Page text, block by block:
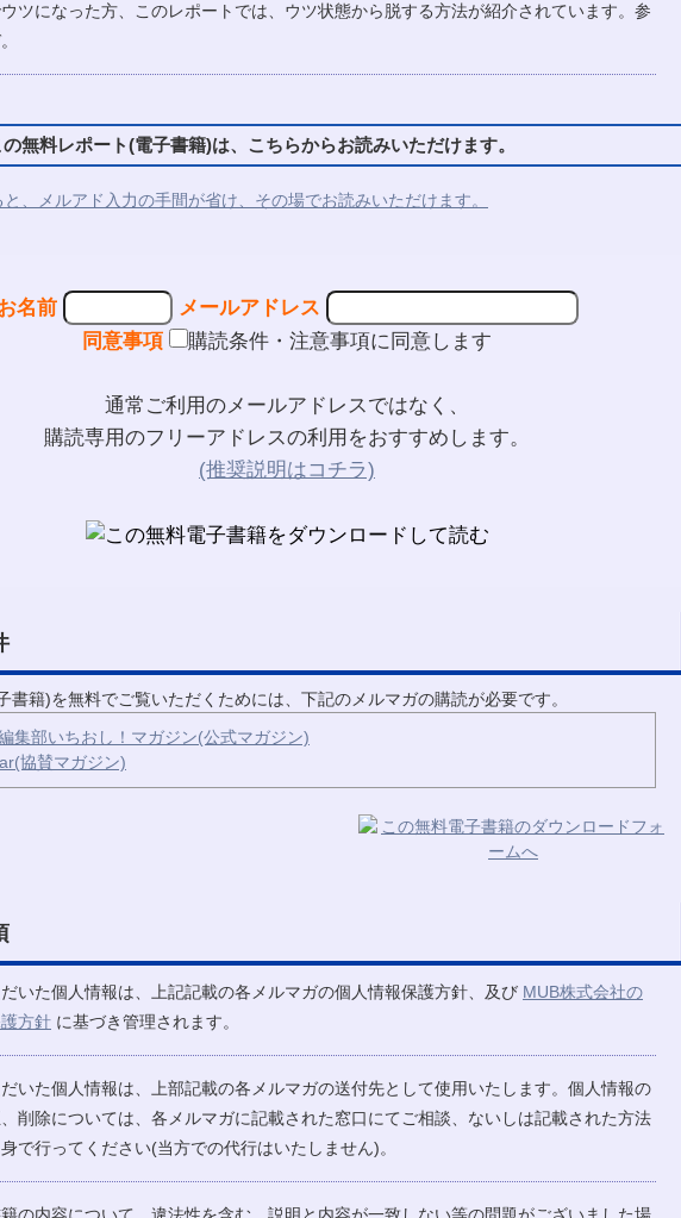
ツになった方、このレポートでは、ウツ状態から脱する方法が紹介されています。参
無料レポート(電子書籍)は、こちらからお読みいただけます。
、メルアド入力の手間が省け、その場でお読みいただけます。
名前
メールアドレス
同意事項
購読条件・注意事項に同意します
通常ご利用のメールアドレスではなく、
購読専用のフリーアドレスの利用をおすすめします。
(推奨説明はコチラ)
書籍)を無料でご覧いただくためには、下記のメルマガの購読が必要です。
集部いちおし！マガジン(公式マガジン)
協賛マガジン)
いた個人情報は、上記記載の各メルマガの個人情報保護方針、及び MUB株式会社の
方針 に基づき管理されます。
いた個人情報は、上部記載の各メルマガの送付先として使用いたします。個人情報の
削除については、各メルマガに記載された窓口にてご相談、ないしは記載された方法
で行ってください(当方での代行はいたしません)。